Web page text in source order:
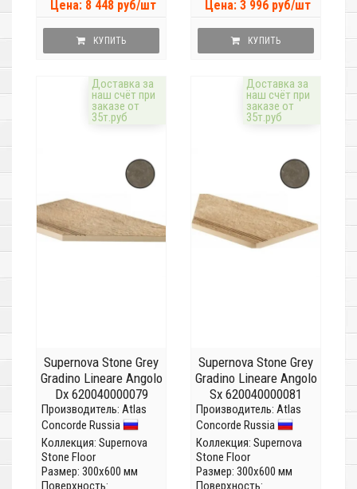
Цена: 8 448 руб/шт
КУПИТЬ
Цена: 3 996 руб/шт
КУПИТЬ
Доставка за
наш счёт при
заказе от
35т.руб
Supernova Stone Grey
Gradino Lineare Angolo
Dx 620040000079
Производитель: Atlas
Concorde Russia
Коллекция: Supernova
Stone Floor
Размер: 300x600 мм
Поверхность:
Доставка за
наш счёт при
заказе от
35т.руб
Supernova Stone Grey
Gradino Lineare Angolo
Sx 620040000081
Производитель: Atlas
Concorde Russia
Коллекция: Supernova
Stone Floor
Размер: 300x600 мм
Поверхность: